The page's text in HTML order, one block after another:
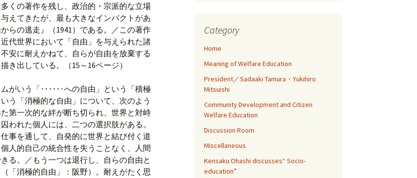
くの著作を残し、政治的・宗派的な立場
えてきたが、最も大きなインパクトがあ
らの逃走』（1941）である。／この著作
代世界において「自由」を与えられた諸
安に耐えかねて、自らが自由を放棄する
き出している。（15～16ページ）
ムがいう「‥‥‥への自由」という「積極
「消極的な自由」について、次のよう
第一次的な絆が断ち切られ、世界と対峙
われた個人には、二つの選択肢がある。
事を通して、自発的に世界と結び付く道
人的自己の統合性を失うことなく、人間
る。／もう一つは退行し、自らの自由と
「消極的自由」：阪野）。耐えがたく思
Category
Home
Meaning of Welfare Education
President／Sadaaki Tamura・Yukihiro
Mitsuishi
Community Development and Citizen
Welfare Education
Discussion Room
Miscellaneous
Kensaku Ohashi discusses“ Socio-
education”